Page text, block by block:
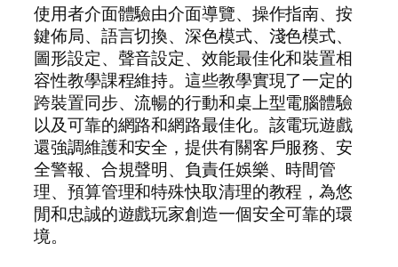
使用者介面體驗由介面導覽、操作指南、按
鍵佈局、語言切換、深色模式、淺色模式、
圖形設定、聲音設定、效能最佳化和裝置相
容性教學課程維持。這些教學實現了一定的
跨裝置同步、流暢的行動和桌上型電腦體驗
以及可靠的網路和網路最佳化。該電玩遊戲
還強調維護和安全，提供有關客戶服務、安
全警報、合規聲明、負責任娛樂、時間管
理、預算管理和特殊快取清理的教程，為悠
閒和忠誠的遊戲玩家創造一個安全可靠的環
境。